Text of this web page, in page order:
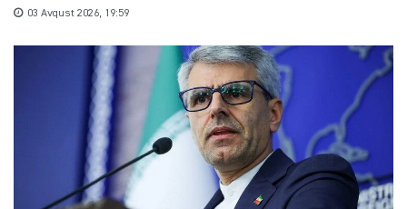
03 Avqust 2026, 19:59